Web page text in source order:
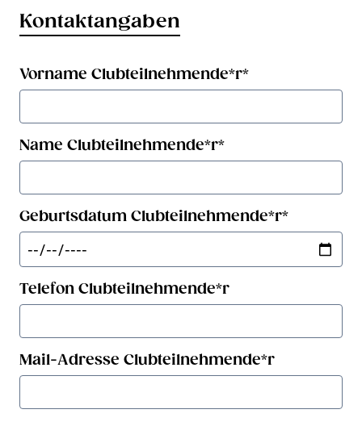
Kontaktangaben
Vorname Clubteilnehmende*r*
Name Clubteilnehmende*r*
Geburtsdatum Clubteilnehmende*r*
Telefon Clubteilnehmende*r
Mail-Adresse Clubteilnehmende*r